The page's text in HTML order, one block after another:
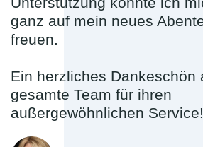
ganz auf mein neues
freuen.
Ein herzliches Dankeschön
gesamte Team für ihren
außergewöhnlichen